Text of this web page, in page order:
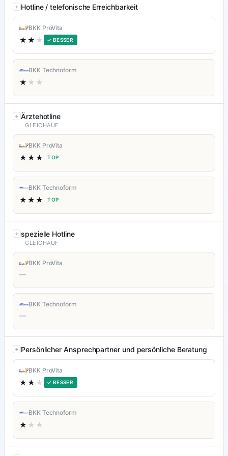
Hotline / telefonische Erreichbarkeit
BKK ProVita
★★ ★ ✓ BESSER
BKK Technoform
★ ★★
Ärztehotline
GLEICHAUF
BKK ProVita
★★★ TOP
BKK Technoform
★★★ TOP
spezielle Hotline
GLEICHAUF
BKK ProVita
—
BKK Technoform
—
Persönlicher Ansprechpartner und persönliche Beratung
BKK ProVita
★★ ★ ✓ BESSER
BKK Technoform
★ ★★